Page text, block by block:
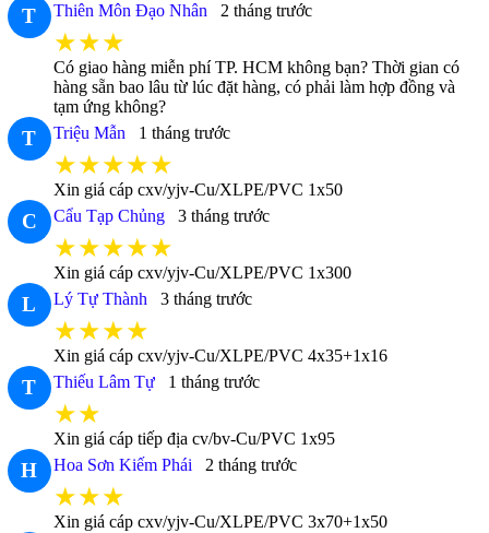
T Thiên Môn Đạo Nhân 2 tháng trước
★★★
Có giao hàng miễn phí TP. HCM không bạn? Thời gian có
hàng sẵn bao lâu từ lúc đặt hàng, có phải làm hợp đồng và
tạm ứng không?
T Triệu Mẫn 1 tháng trước
★★★★★
Xin giá cáp cxv/yjv-Cu/XLPE/PVC 1x50
C Cẩu Tạp Chủng 3 tháng trước
★★★★★
Xin giá cáp cxv/yjv-Cu/XLPE/PVC 1x300
L Lý Tự Thành 3 tháng trước
★★★★
Xin giá cáp cxv/yjv-Cu/XLPE/PVC 4x35+1x16
T Thiếu Lâm Tự 1 tháng trước
★★
Xin giá cáp tiếp địa cv/bv-Cu/PVC 1x95
H Hoa Sơn Kiếm Phái 2 tháng trước
★★★
Xin giá cáp cxv/yjv-Cu/XLPE/PVC 3x70+1x50